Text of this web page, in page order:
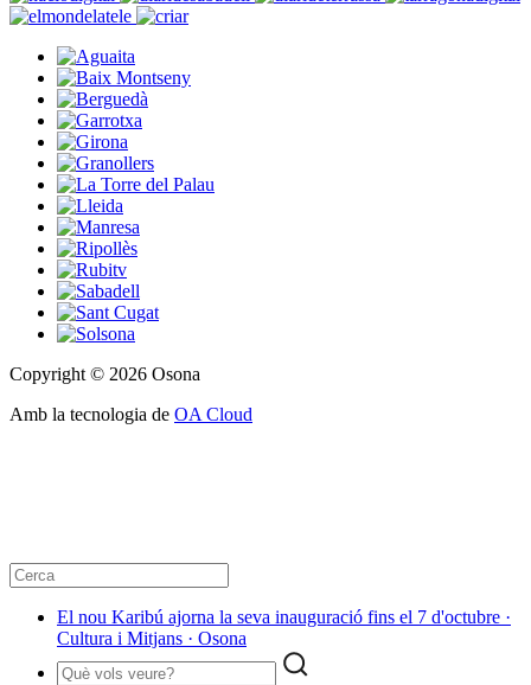
Copyright © 2026 Osona
Amb la tecnologia de OA Cloud
El nou Karibú ajorna la seva inauguració fins el 7 d'octubre ·
Cultura i Mitjans · Osona